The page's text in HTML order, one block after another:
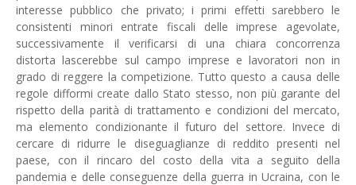
interesse pubblico che privato; i primi effetti sarebbero le
consistenti minori entrate fiscali delle imprese agevolate,
successivamente il verificarsi di una chiara concorrenza
distorta lascerebbe sul campo imprese e lavoratori non in
grado di reggere la competizione. Tutto questo a causa delle
regole difformi create dallo Stato stesso, non più garante del
rispetto della parità di trattamento e condizioni del mercato,
ma elemento condizionante il futuro del settore. Invece di
cercare di ridurre le diseguaglianze di reddito presenti nel
paese, con il rincaro del costo della vita a seguito della
pandemia e delle conseguenze della guerra in Ucraina, con le